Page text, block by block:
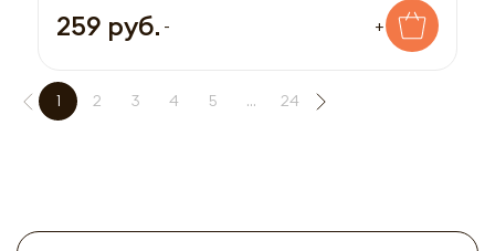
259 руб. - +
1 2 3 4 5 ... 24